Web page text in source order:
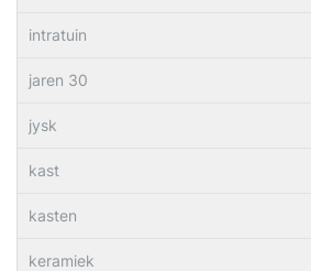
intratuin
jaren 30
jysk
kast
kasten
keramiek